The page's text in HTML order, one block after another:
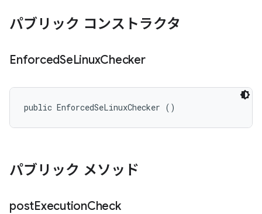
パブリック コンストラクタ
EnforcedSeLinuxChecker
public EnforcedSeLinuxChecker ()
パブリック メソッド
postExecutionCheck